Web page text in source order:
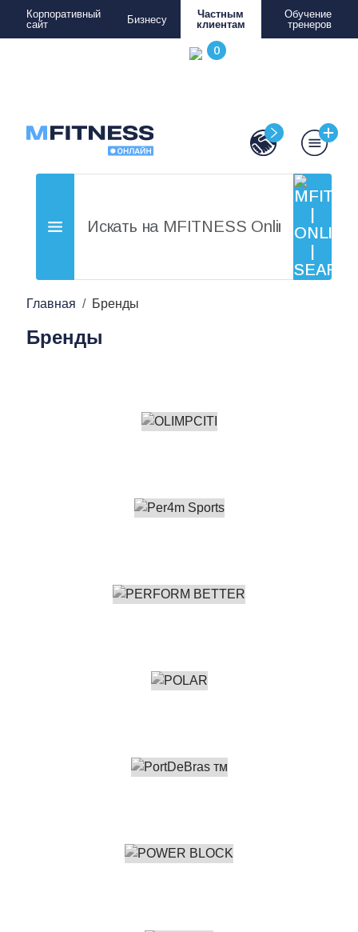
Корпоративный
сайт
Бизнесу
Частным
клиентам
Обучение
тренеров
Главная Бренды
Бренды